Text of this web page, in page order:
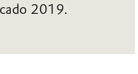
2019.